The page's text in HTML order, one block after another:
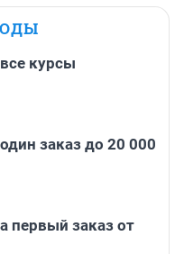
курсы
заказ до 20 000
первый заказ от